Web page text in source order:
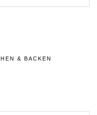
& BACKEN